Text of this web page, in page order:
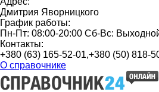
Дмитрия Яворницкого
График работы:
Пн-Пт: 08:00-20:00 Сб-Вс:
Контакты:
+380 (63) 165-52-01,+380 (50) 818-
О справочнике